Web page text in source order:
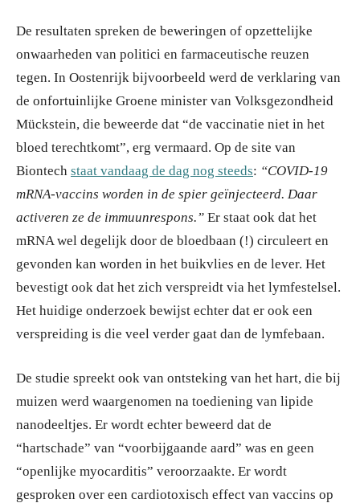
De resultaten spreken de beweringen of opzettelijke
onwaarheden van politici en farmaceutische reuzen
tegen. In Oostenrijk bijvoorbeeld werd de verklaring van
de onfortuinlijke Groene minister van Volksgezondheid
Mückstein, die beweerde dat “de vaccinatie niet in het
bloed terechtkomt”, erg vermaard. Op de site van
Biontech staat vandaag de dag nog steeds: “COVID-19
mRNA-vaccins worden in de spier geïnjecteerd. Daar
activeren ze de immuunrespons.” Er staat ook dat het
mRNA wel degelijk door de bloedbaan (!) circuleert en
gevonden kan worden in het buikvlies en de lever. Het
bevestigt ook dat het zich verspreidt via het lymfestelsel.
Het huidige onderzoek bewijst echter dat er ook een
verspreiding is die veel verder gaat dan de lymfebaan.
De studie spreekt ook van ontsteking van het hart, die bij
muizen werd waargenomen na toediening van lipide
nanodeeltjes. Er wordt echter beweerd dat de
“hartschade” van “voorbijgaande aard” was en geen
“openlijke myocarditis” veroorzaakte. Er wordt
gesproken over een cardiotoxisch effect van vaccins op